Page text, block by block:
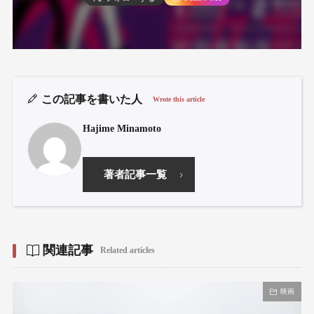
この記事を書いた人 Wrote this article
Hajime Minamoto
著者記事一覧
関連記事 Related articles
映画